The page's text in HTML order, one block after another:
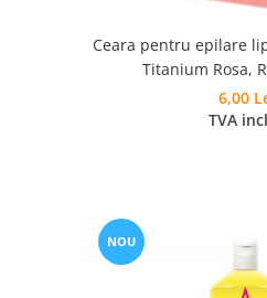
Ceara pentru epilare
Titanium Rosa,
6,00
TVA
NOU